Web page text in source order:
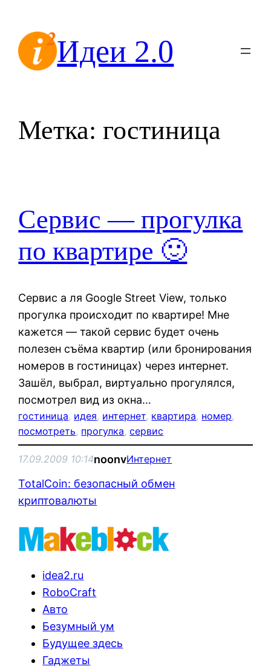
содержимомуИдеи 2.0
Метка:гостиница
Сервис — прогулка
по квартире 🙂
Сервис а ля Google Street View, только
прогулка происходит по квартире! Мне
кажется — такой сервис будет очень
полезен съёма квартир (или бронирования
номеров в гостиницах) через интернет.
Зашёл, выбрал, виртуально прогулялся,
посмотрел вид из окна…
гостиница, идея, интернет, квартира, номер
посмотреть, прогулка, сервис
17.09.2009 10:14noonvИнтернет
TotalCoin: безопасный обмен
криптовалюты
idea2.ru
RoboCraft
Авто
Безумный ум
Будущее здесь
Гаджеты